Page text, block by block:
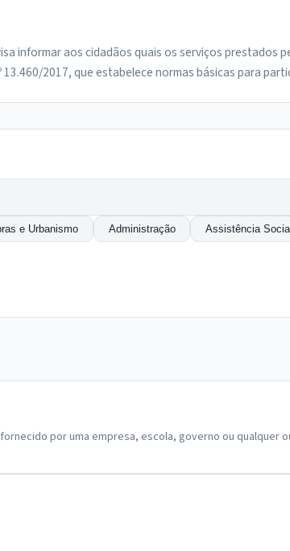
informar aos cidadãos quais os serviços
2017, que estabelece normas básicas para
e Urbanismo Administração Assistência Social
por uma empresa, escola, governo ou qualquer